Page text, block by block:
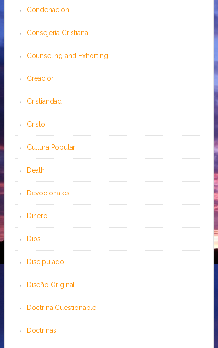
Condenación
Consejería Cristiana
Counseling and Exhorting
Creación
Cristiandad
Cristo
Cultura Popular
Death
Devocionales
Dinero
Dios
Discipulado
Diseño Original
Doctrina Cuestionable
Doctrinas